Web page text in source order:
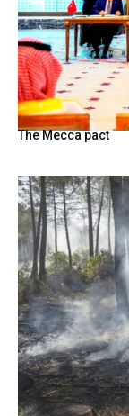
The Mecca pact